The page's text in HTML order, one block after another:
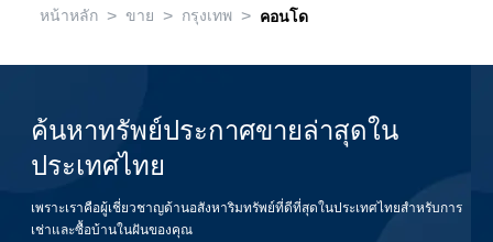
หน้าหลัก > ขาย > กรุงเทพ > คอนโด
ค้นหาทรัพย์ประกาศขายล่าสุดใน
ประเทศไทย
เพราะเราคือผู้เชี่ยวชาญด้านอสังหาริมทรัพย์ที่ดีที่สุดในประเทศไทยสำหรับการ
เช่าและซื้อบ้านในฝันของคุณ